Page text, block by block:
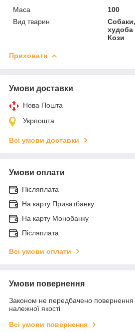
Маса
100
Вид тварин
худоба
Кози
Приховати
Умови доставки
Нова Пошта
Укрпошта
Всі умови доставки
Умови оплати
Післяплата
На карту Приватбанку
На карту Монобанку
Післяплата
Всі умови оплати
Умови повернення
Законом не передбачено повернення
належної якості
Всі умови повернення